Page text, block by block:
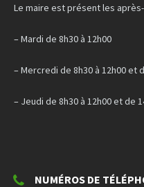
Le maire est présent les
– Mardi de 8h30 à 12h00
– Mercredi de 8h30 à 12h00 et
– Jeudi de 8h30 à 12h00 et de
NUMÉROS DE